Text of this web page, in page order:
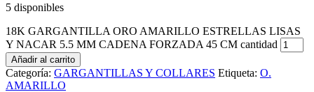
5 disponibles
18K GARGANTILLA ORO AMARILLO ESTRELLAS LISAS
Y NACAR 5.5 MM CADENA FORZADA 45 CM cantidad
Añadir al carrito
Categoría: GARGANTILLAS Y COLLARES Etiqueta: O.
AMARILLO